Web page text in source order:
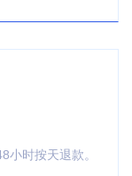
小时按天退款。